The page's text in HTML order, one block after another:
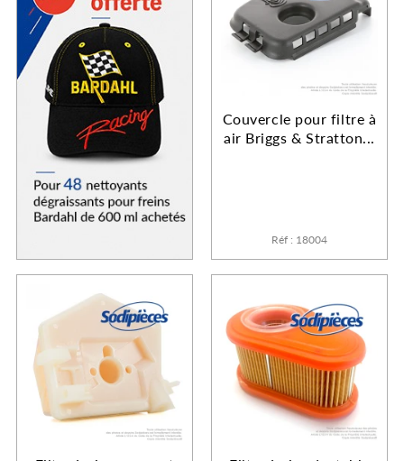
Couvercle pour filtre à
air Briggs & Stratton...
Réf : 18004